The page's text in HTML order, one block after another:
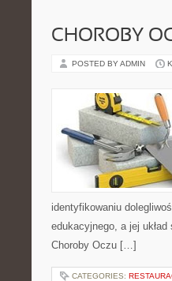
CHOROBY
POSTED BY ADMIN
identyfikowaniu
edukacyjnego, a jej
Choroby Oczu […]
CATEGORIES: